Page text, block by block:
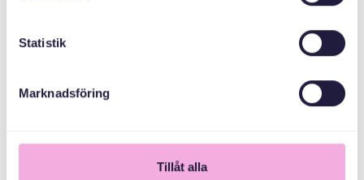
Statistik
Marknadsföring
Tillåt alla